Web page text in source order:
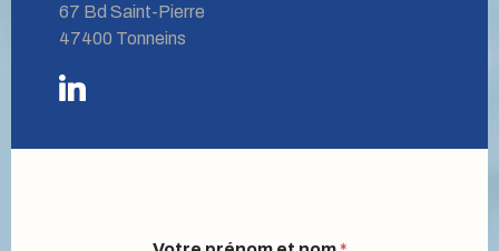
67 Bd Saint-Pierre
47400 Tonneins